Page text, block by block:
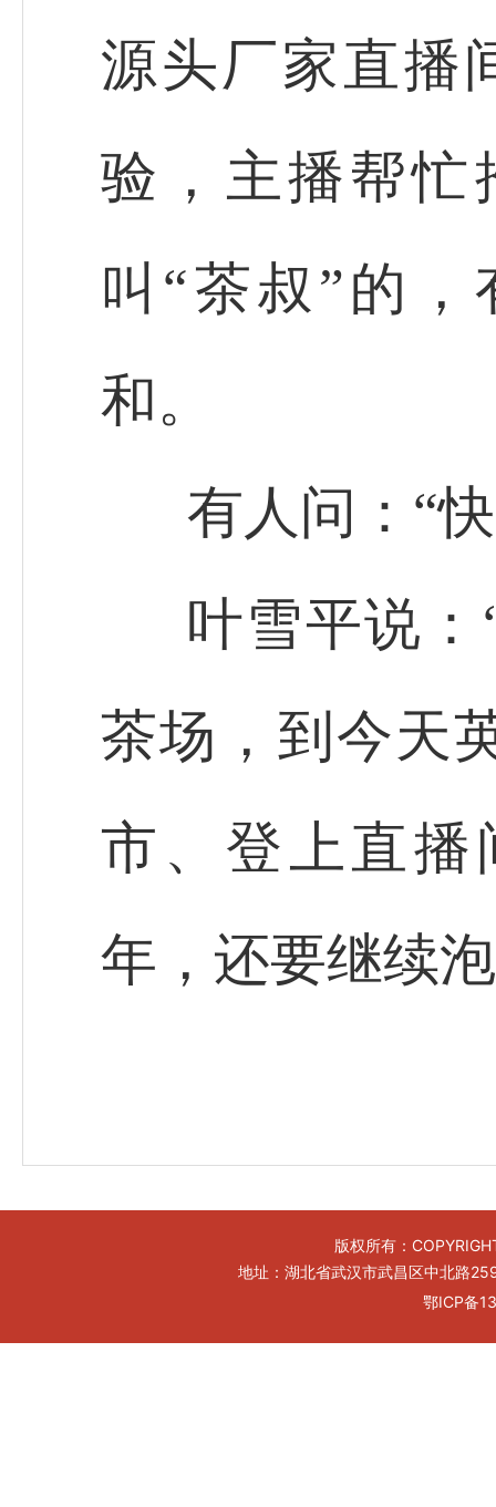
源头厂家直播
验，主播帮忙
叫“茶叔”的
和。
有人问：“
叶雪平说
茶场，到今天
市、登上直
年，还要继续
版权所有：
地址：湖北省武汉市武昌区中北
鄂ICP备